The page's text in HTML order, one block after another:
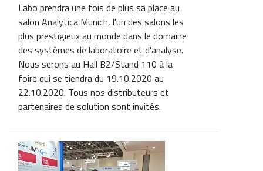
Labo prendra une fois de plus sa place au
salon Analytica Munich, l'un des salons les
plus prestigieux au monde dans le domaine
des systèmes de laboratoire et d'analyse.
Nous serons au Hall B2/Stand 110 à la
foire qui se tiendra du 19.10.2020 au
22.10.2020. Tous nos distributeurs et
partenaires de solution sont invités.